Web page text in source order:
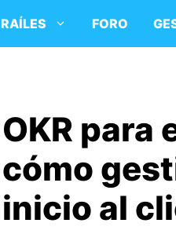
RAÍLES FORO
OKR para
cómo
inicio al